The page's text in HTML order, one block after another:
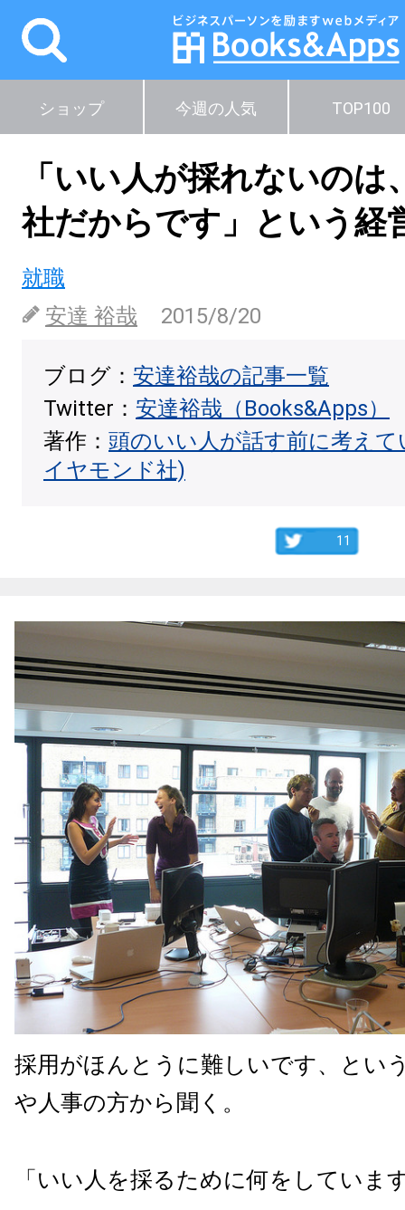
ショップ 今週の人気 TOP100
「いい人が採れないのは
社だからです」という経
就職
安達 裕哉
2015/8/20
ブログ： 安達裕哉の記事一覧
Twitter： 安達裕哉（Books&Apps）
著作： 頭のいい人が話す前に考え
イヤモンド社)
11
採用がほんとうに難しいです、とい
や人事の方から聞く。
「いい人を採るために何をしていま